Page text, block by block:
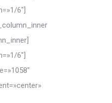
6″]
6″]